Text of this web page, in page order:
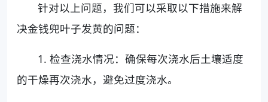
针对以上问题，我们可以采取以下措施来解
决金钱兜叶子发黄的问题：
1. 检查浇水情况：确保每次浇水后土壤适度
的干燥再次浇水，避免过度浇水。